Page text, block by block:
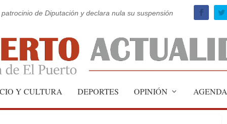
de Diputación y declara nula su suspensión
Y CULTURA DEPORTES OPINIÓN AGENDA